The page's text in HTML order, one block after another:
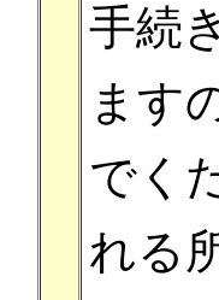
手続
ます
でく
れる